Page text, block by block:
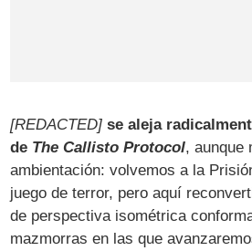
[REDACTED] se aleja
de The Callisto Protocol, aunque
ambientación: volvemos a la
juego de terror, pero aquí
de perspectiva isométrica
mazmorras en las que